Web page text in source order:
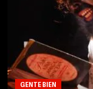
GENTE BIEN